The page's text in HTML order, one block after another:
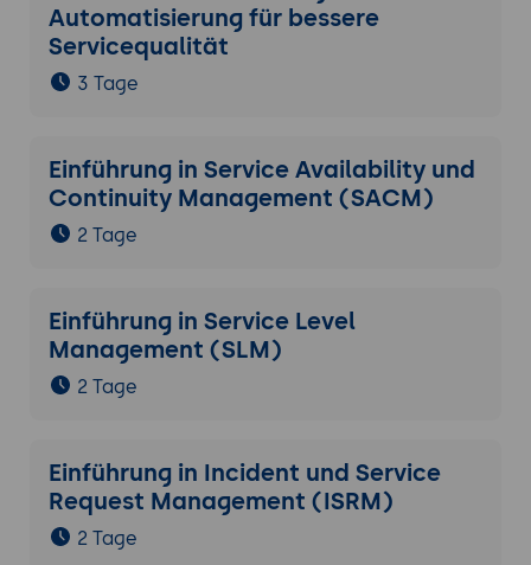
Automatisierung für bessere
Servicequalität
3 Tage
Einführung in Service Availability und
Continuity Management (SACM)
2 Tage
Einführung in Service Level
Management (SLM)
2 Tage
Einführung in Incident und Service
Request Management (ISRM)
2 Tage